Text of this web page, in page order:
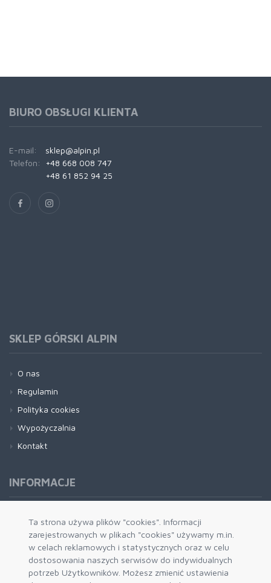
Ta strona używa plików "cookies". Informacji
zarejestrowanych w plikach "cookies" używamy m.in.
w celach reklamowych i statystycznych oraz w celu
dostosowania naszych serwisów do indywidualnych
potrzeb Użytkowników. Możesz zmienić ustawienia
BIURO OBSŁUGI KLIENTA
E-mail:
sklep@alpin.pl
Telefon:
+48 668 008 747
+48 61 852 94 25
SKLEP GÓRSKI ALPIN
O nas
Regulamin
Polityka cookies
Wypożyczalnia
Kontakt
INFORMACJE
Formy płatności
Dostawa i wysyłka
Zwrot i wymiana
System rabatowy